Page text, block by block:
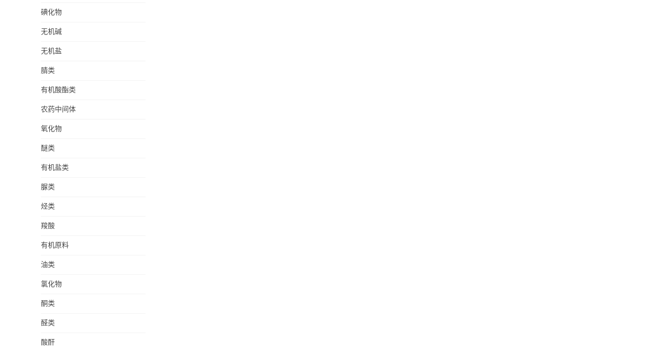
碘化物
无机碱
无机盐
腈类
有机酸酯类
农药中间体
氧化物
醚类
有机盐类
脲类
烃类
羧酸
有机原料
油类
氯化物
酮类
醛类
酸酐